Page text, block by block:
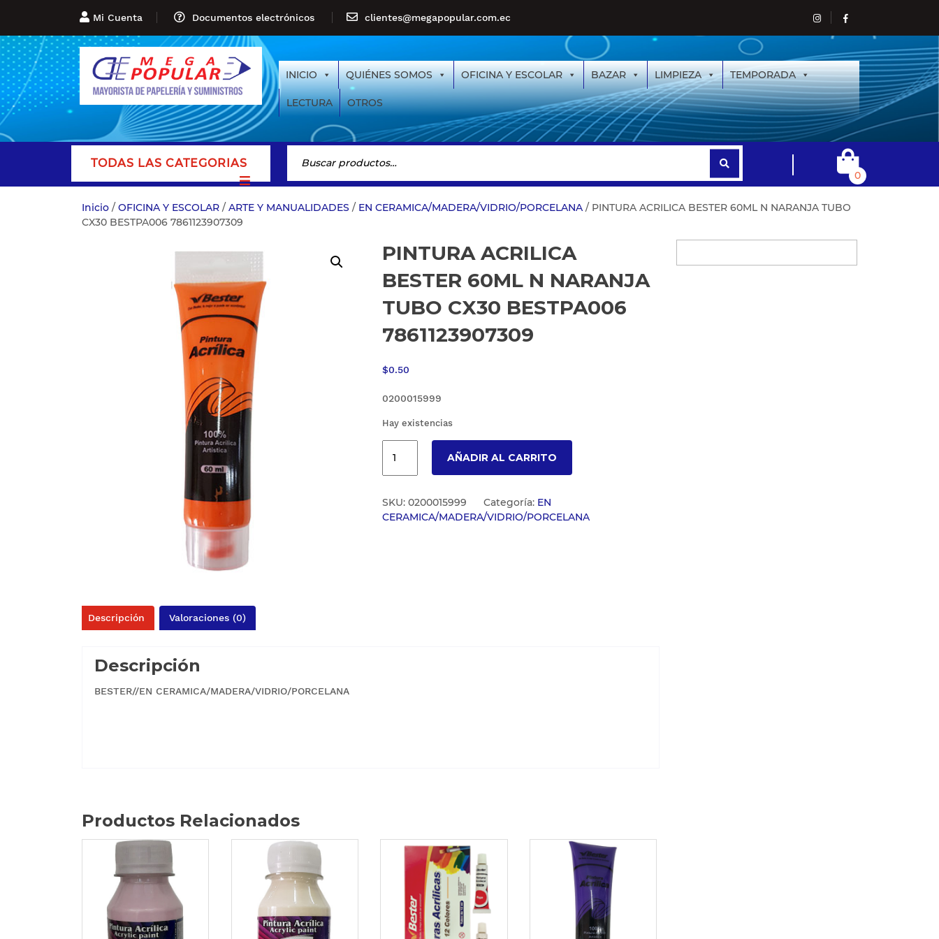
Mi Cuenta Documentos electrónicos clientes@megapopular.com.ec
INICIO QUIÉNES SOMOS OFICINA Y ESCOLAR BAZAR LIMPIEZA TEMPORADA
LECTURA OTROS
TODAS LAS CATEGORIAS
0
Inicio / OFICINA Y ESCOLAR / ARTE Y MANUALIDADES / EN CERAMICA/MADERA/VIDRIO/PORCELANA / PINTURA ACRILICA BESTER 60ML N NARANJA TUBO
CX30 BESTPA006 7861123907309
PINTURA ACRILICA
BESTER 60ML N NARANJA
TUBO CX30 BESTPA006
7861123907309
$0.50
0200015999
Hay existencias
AÑADIR AL CARRITO
SKU: 0200015999 Categoría: EN
CERAMICA/MADERA/VIDRIO/PORCELANA
Descripción Valoraciones (0)
Descripción
BESTER//EN CERAMICA/MADERA/VIDRIO/PORCELANA
Productos Relacionados